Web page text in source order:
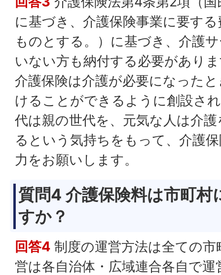
に基づき、介護保険事業に要す
ものとする。）に基づき、介護
いない方も納付する必要があり
介護保険は介護が必要になった
けることができるように創設さ
代は親の世代を、元気な人は介
るという気持ちをもって、介護
力をお願いします。
質問4 介護保険料は市町
すか？
回答4 制度の運営方法は全ての
営は各自治体・広域連合各自で